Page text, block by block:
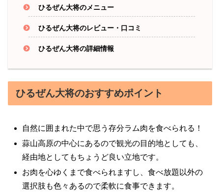
ひるぜん大将のメニュー
ひるぜん大将のレビュー・口コミ
ひるぜん大将の詳細情報
ひるぜん大将のおすすめポイント
自然に囲まれた中で思う存分ラム肉を食べられる！
蒜山高原の中心にあるので観光の目的地としても、
経由地としてもちょうど良い立地です。
お肉を心ゆくまで食べられますし、食べ放題以外の
選択肢も色々あるので柔軟に食事できます。